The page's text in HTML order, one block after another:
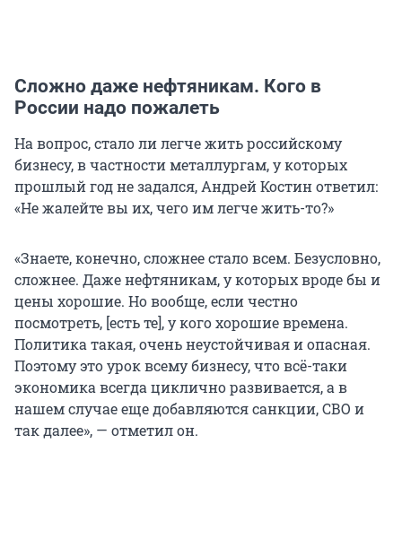
Сложно даже нефтяникам. Кого в
России надо пожалеть
На вопрос, стало ли легче жить российскому
бизнесу, в частности металлургам, у которых
прошлый год не задался, Андрей Костин ответил:
«Не жалейте вы их, чего им легче жить-то?»
«Знаете, конечно, сложнее стало всем. Безусловно,
сложнее. Даже нефтяникам, у которых вроде бы и
цены хорошие. Но вообще, если честно
посмотреть, [есть те], у кого хорошие времена.
Политика такая, очень неустойчивая и опасная.
Поэтому это урок всему бизнесу, что всё-таки
экономика всегда циклично развивается, а в
нашем случае еще добавляются санкции, СВО и
так далее», — отметил он.